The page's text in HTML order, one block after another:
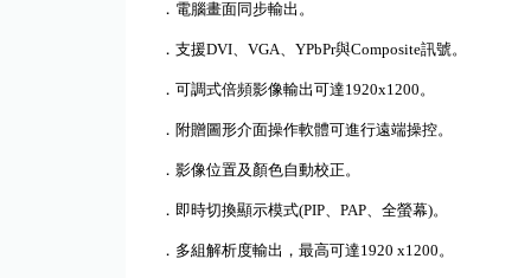
．電腦畫面同步輸出。
．支援DVI、VGA、YPbPr與Composite訊號。
．可調式倍頻影像輸出可達1920x1200。
．附贈圖形介面操作軟體可進行遠端操控。
．影像位置及顏色自動校正。
．即時切換顯示模式(PIP、PAP、全螢幕)。
．多組解析度輸出，最高可達1920 x1200。